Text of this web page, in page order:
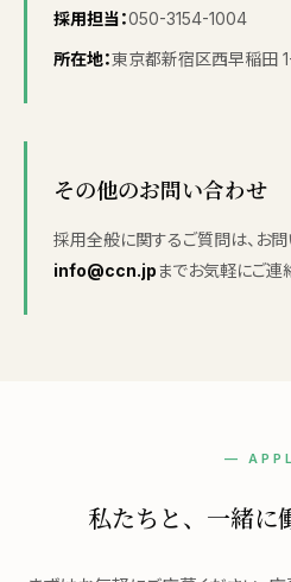
採用担当：050-3154-1004
所在地：東京都新宿区西早稲田
その他のお問い合わせ
採用全般に関するご質問は、お問
info@ccn.jpまでお気軽にご連
—
私たちと、 一緒に